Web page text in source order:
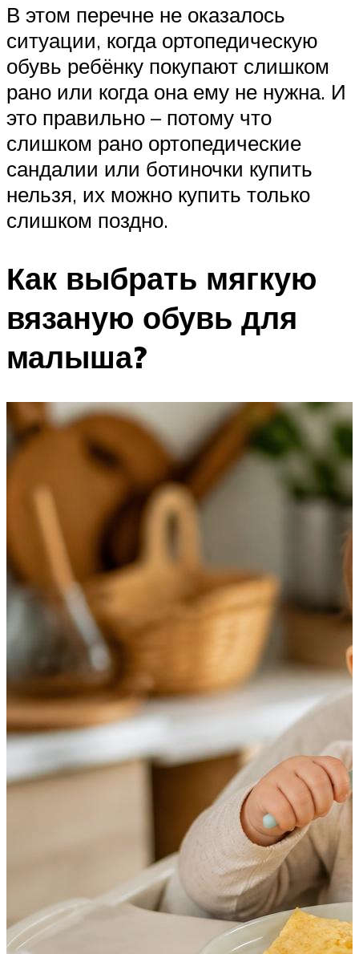
В этом перечне не оказалось
ситуации, когда ортопедическую
обувь ребёнку покупают слишком
рано или когда она ему не нужна. И
это правильно – потому что
слишком рано ортопедические
сандалии или ботиночки купить
нельзя, их можно купить только
слишком поздно.
Как выбрать мягкую
вязаную обувь для
малыша?